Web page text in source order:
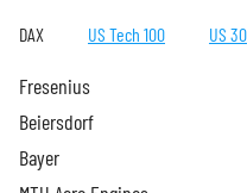
DAX US Tech 100 US 30
Fresenius
Beiersdorf
Bayer